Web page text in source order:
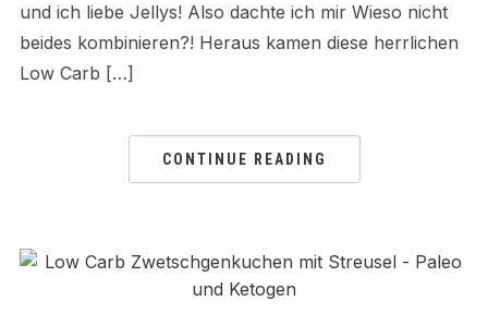
und ich liebe Jellys! Also dachte ich mir Wieso nicht
beides kombinieren?! Heraus kamen diese herrlichen
Low Carb […]
CONTINUE READING